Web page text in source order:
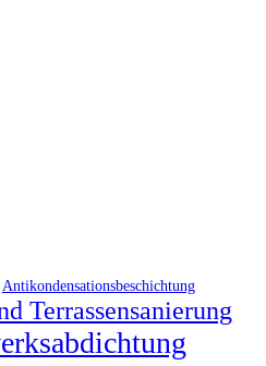
Antikondensationsbeschichtung
Terrassensanierung